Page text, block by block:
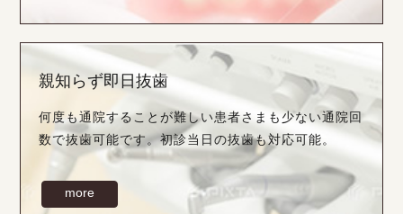
親知らず即日抜歯
何度も通院することが難しい患者さまも少ない通院回
数で抜歯可能です。初診当日の抜歯も対応可能。
more